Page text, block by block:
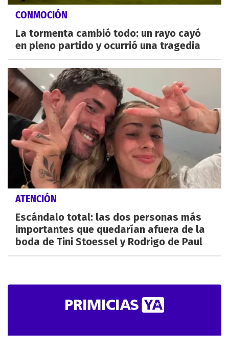
CONMOCIÓN
La tormenta cambió todo: un rayo cayó
en pleno partido y ocurrió una tragedia
ATENCIÓN
Escándalo total: las dos personas más
importantes que quedarían afuera de la
boda de Tini Stoessel y Rodrigo de Paul